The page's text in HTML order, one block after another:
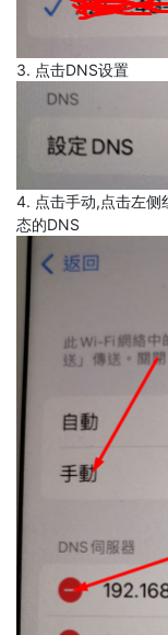
3. 点击DNS设置
4. 点击手动,点击左
态的DNS